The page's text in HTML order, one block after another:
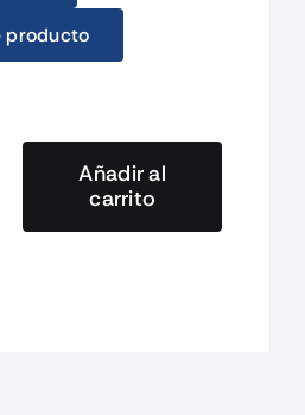
producto
Añadir al
carrito